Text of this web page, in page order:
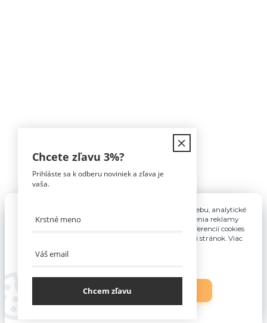
Tomáš Hula
Pre základnú funkčnosť, spríjemnenie používania webu, analytické
účely a v prípade udelenia súhlasu aj na účely cielenia reklamy
využívame súbory cookies. Nastavenie vlastných preferencií cookies
môžete kedykoľvek upraviť odkazom v spodnej časti stránok. Viac
Nastavenia
Chcete zľavu 3%?
Prihláste sa k odberu noviniek a zľava je
vaša.
Chcem zľavu